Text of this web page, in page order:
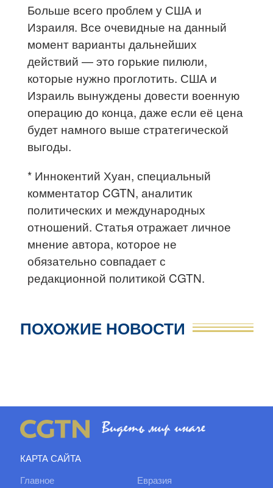
Больше всего проблем у США и
Израиля. Все очевидные на данный
момент варианты дальнейших
действий — это горькие пилюли,
которые нужно проглотить. США и
Израиль вынуждены довести военную
операцию до конца, даже если её цена
будет намного выше стратегической
выгоды.
* Иннокентий Хуан, специальный
комментатор CGTN, аналитик
политических и международных
отношений. Статья отражает личное
мнение автора, которое не
обязательно совпадает с
редакционной политикой CGTN.
ПОХОЖИЕ НОВОСТИ
КАРТА САЙТА
Главное
Евразия